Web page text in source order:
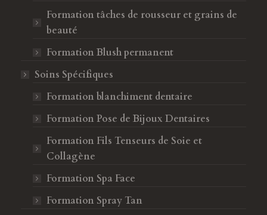
Formation tâches de rousseur et grains de
beauté
Formation Blush permanent
Soins Spécifiques
Formation blanchiment dentaire
Formation Pose de Bijoux Dentaires
Formation Fils Tenseurs de Soie et
Collagène
Formation Spa Face
Formation Spray Tan